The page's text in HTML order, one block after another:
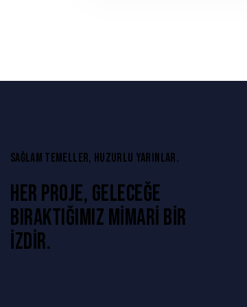
SAĞLAM TEMELLER, HUZURLU YARINLAR.
HER PROJE, GELECEĞE
BIRAKTIĞIMIZ MIMARI BIR
IZDIR.